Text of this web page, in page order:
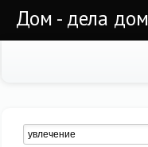
Дом - дела